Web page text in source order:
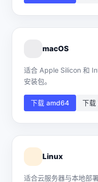
macOS
适合 Apple Silicon 和
安装包。
下载 amd64 下载
Linux
适合云服务器与本地部